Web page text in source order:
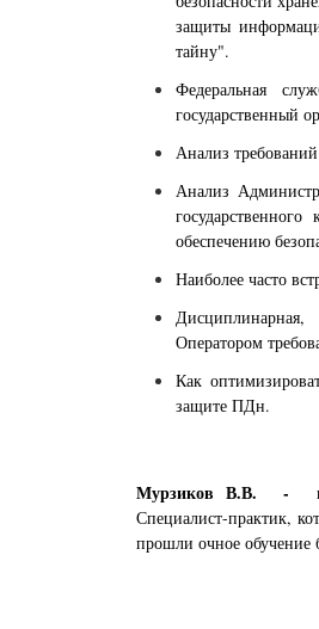
защиты
тайну".
Федеральная
государственный
Анализ
Анализ
обеспечению
Наиболее часто
Дисциплинарная,
Оператором
Как
защите ПДн.
Мурзиков В.В. -
Специалист-практик,
прошли очное обучение